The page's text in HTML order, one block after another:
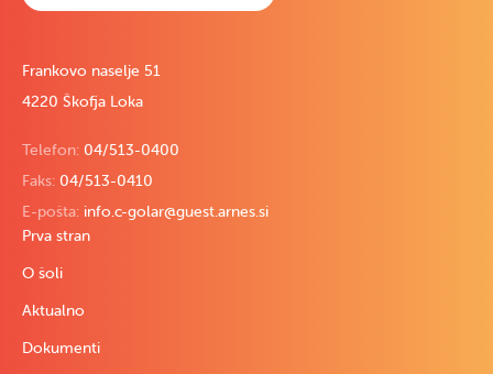
Frankovo naselje 51
4220 Škofja Loka
Telefon: 04/513-0400
Faks: 04/513-0410
E-pošta: info.c-golar@guest.arnes.si
Prva stran
O šoli
Aktualno
Dokumenti